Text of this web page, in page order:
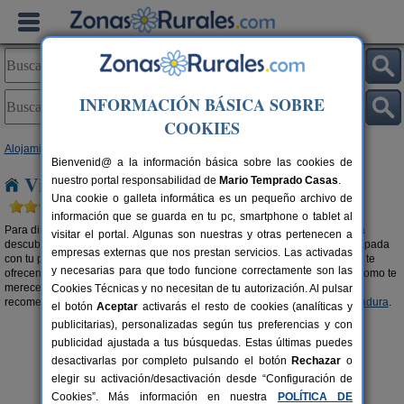
Alojamientos
Viviendas turísticas en Extremadura
Para disfrutar de tu estancia en tu alojamiento en cualquier estación, para
descubrir el destino que tenías ganas de conocer, para celebrar una escapada
con tu pareja, familia o amigos, lasviviendas turísticas en Extremadura
te
ofrecen un sinfín de posibilidades para que disfrutes de tusvacaciones
como te
mereces. Elige la que más se adapte a tus necesidades. También te
recomendamos buscar en nuestra selección deApartamentos en Extremadura.
INFORMACIÓN BÁSICA SOBRE
COOKIES
Bienvenid@ a la información básica sobre las cookies de
nuestro portal responsabilidad de Mario Temprado Casas.
Una cookie o galleta informática es un pequeño archivo de
información que se guarda en tu pc, smartphone o tablet al
visitar el portal. Algunas son nuestras y otras pertenecen a
empresas externas que nos prestan servicios. Las activadas
y necesarias para que todo funcione correctamente son las
Cookies Técnicas y no necesitan de tu autorización. Al pulsar
el botónAceptar activarás el resto de cookies (analíticas y
publicitarias), personalizadas según tus preferencias y con
publicidad ajustada a tus búsquedas. Estas últimas puedes
desactivarlas por completo pulsando el botón Rechazar o
elegir su activación/desactivación desde “Configuración de
Cookies”. Más información en nuestra
POLÍTICA DE